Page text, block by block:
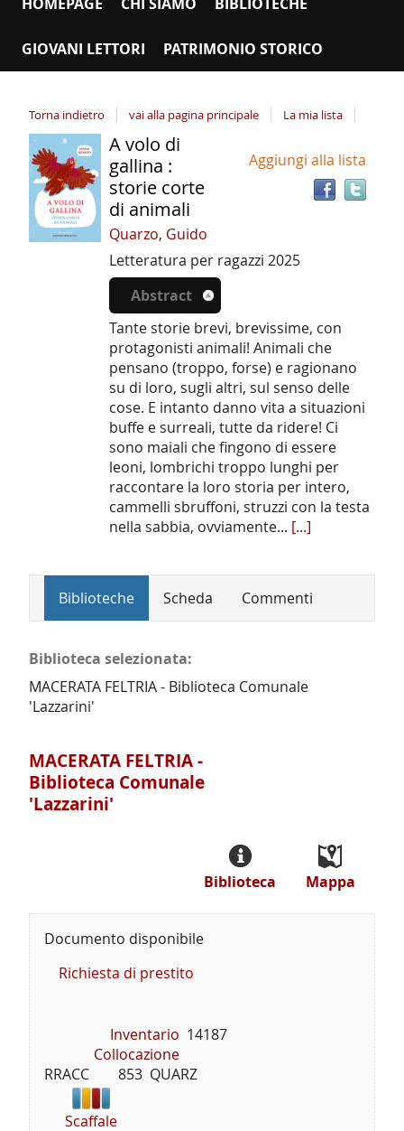
GIOVANI LETTORI PATRIMONIO STORICO
Torna indietro vai alla pagina principale La mia lista
Dettaglio
del
documento
Aggiungi alla lista
A volo di
gallina :
storie corte
di animali
Quarzo, Guido
Letteratura per ragazzi 2025
Abstract
Tante storie brevi, brevissime, con
protagonisti animali! Animali che
pensano (troppo, forse) e ragionano
su di loro, sugli altri, sul senso delle
cose. E intanto danno vita a situazioni
buffe e surreali, tutte da ridere! Ci
sono maiali che fingono di essere
leoni, lombrichi troppo lunghi per
raccontare la loro storia per intero,
cammelli sbruffoni, struzzi con la testa
nella sabbia, ovviamente... [...]
Biblioteche Scheda Commenti
Biblioteca selezionata:
MACERATA FELTRIA - Biblioteca Comunale
'Lazzarini'
MACERATA FELTRIA -
Biblioteca Comunale
'Lazzarini'
Mappa
Biblioteca
Documento disponibile
Richiesta di prestito
Inventario 14187
Collocazione
RRACC        853  QUARZ
Scaffale